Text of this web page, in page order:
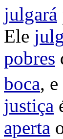
julgará
Ele
pobres
boca, e
justiça
aperta